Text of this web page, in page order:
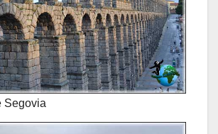
Segovia